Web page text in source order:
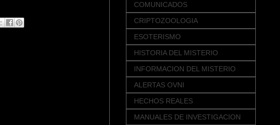
COMUNICADOS
CRIPTOZOOLOGIA
ESOTERISMO
HISTORIA DEL MISTERIO
INFORMACION DEL MISTERIO
ALERTAS OVNI
HECHOS REALES
MANUALES DE INVESTIGACION